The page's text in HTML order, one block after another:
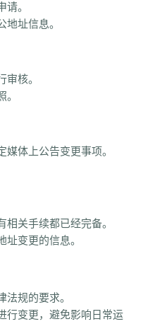
。
址信息。
核。
体上公告变更事项。
关手续都已经完备。
变更的信息。
法规的要求。
行变更，避免影响日常运